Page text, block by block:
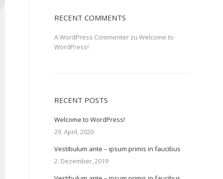
RECENT COMMENTS
A WordPress Commenter zu Welcome to
WordPress!
RECENT POSTS
Welcome to WordPress!
29. April, 2020
Vestibulum ante – ipsum primis in faucibus
2. Dezember, 2019